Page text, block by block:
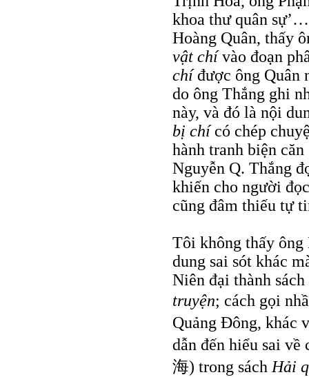
khoa thư quân
Hoàng Quân, thấy
vật chívào đoạn
chíđược ông Quân
do ông Thắng ghi
này, và đó là nội
bị chícó chép
hành tranh biện
Nguyễn Q. Thắng
khiến cho người
cũng đâm thiếu tự
Tôi không thấy ông
dung sai sót khác
Niên đại thành
truyện; cách gọi
Quảng Đông, khác
dẫn đến hiểu sai
海) trong sách Hải